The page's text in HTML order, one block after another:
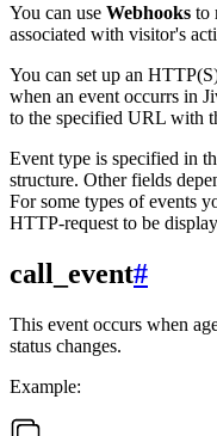
You can use Webhooks to
associated with visitor's
You can set up an
when an event occurrs in
to the specified URL with
Event type is specified in
structure. Other fields
For some types of events
HTTP-request to be
call_event#
This event occurs when
status changes.
Example: